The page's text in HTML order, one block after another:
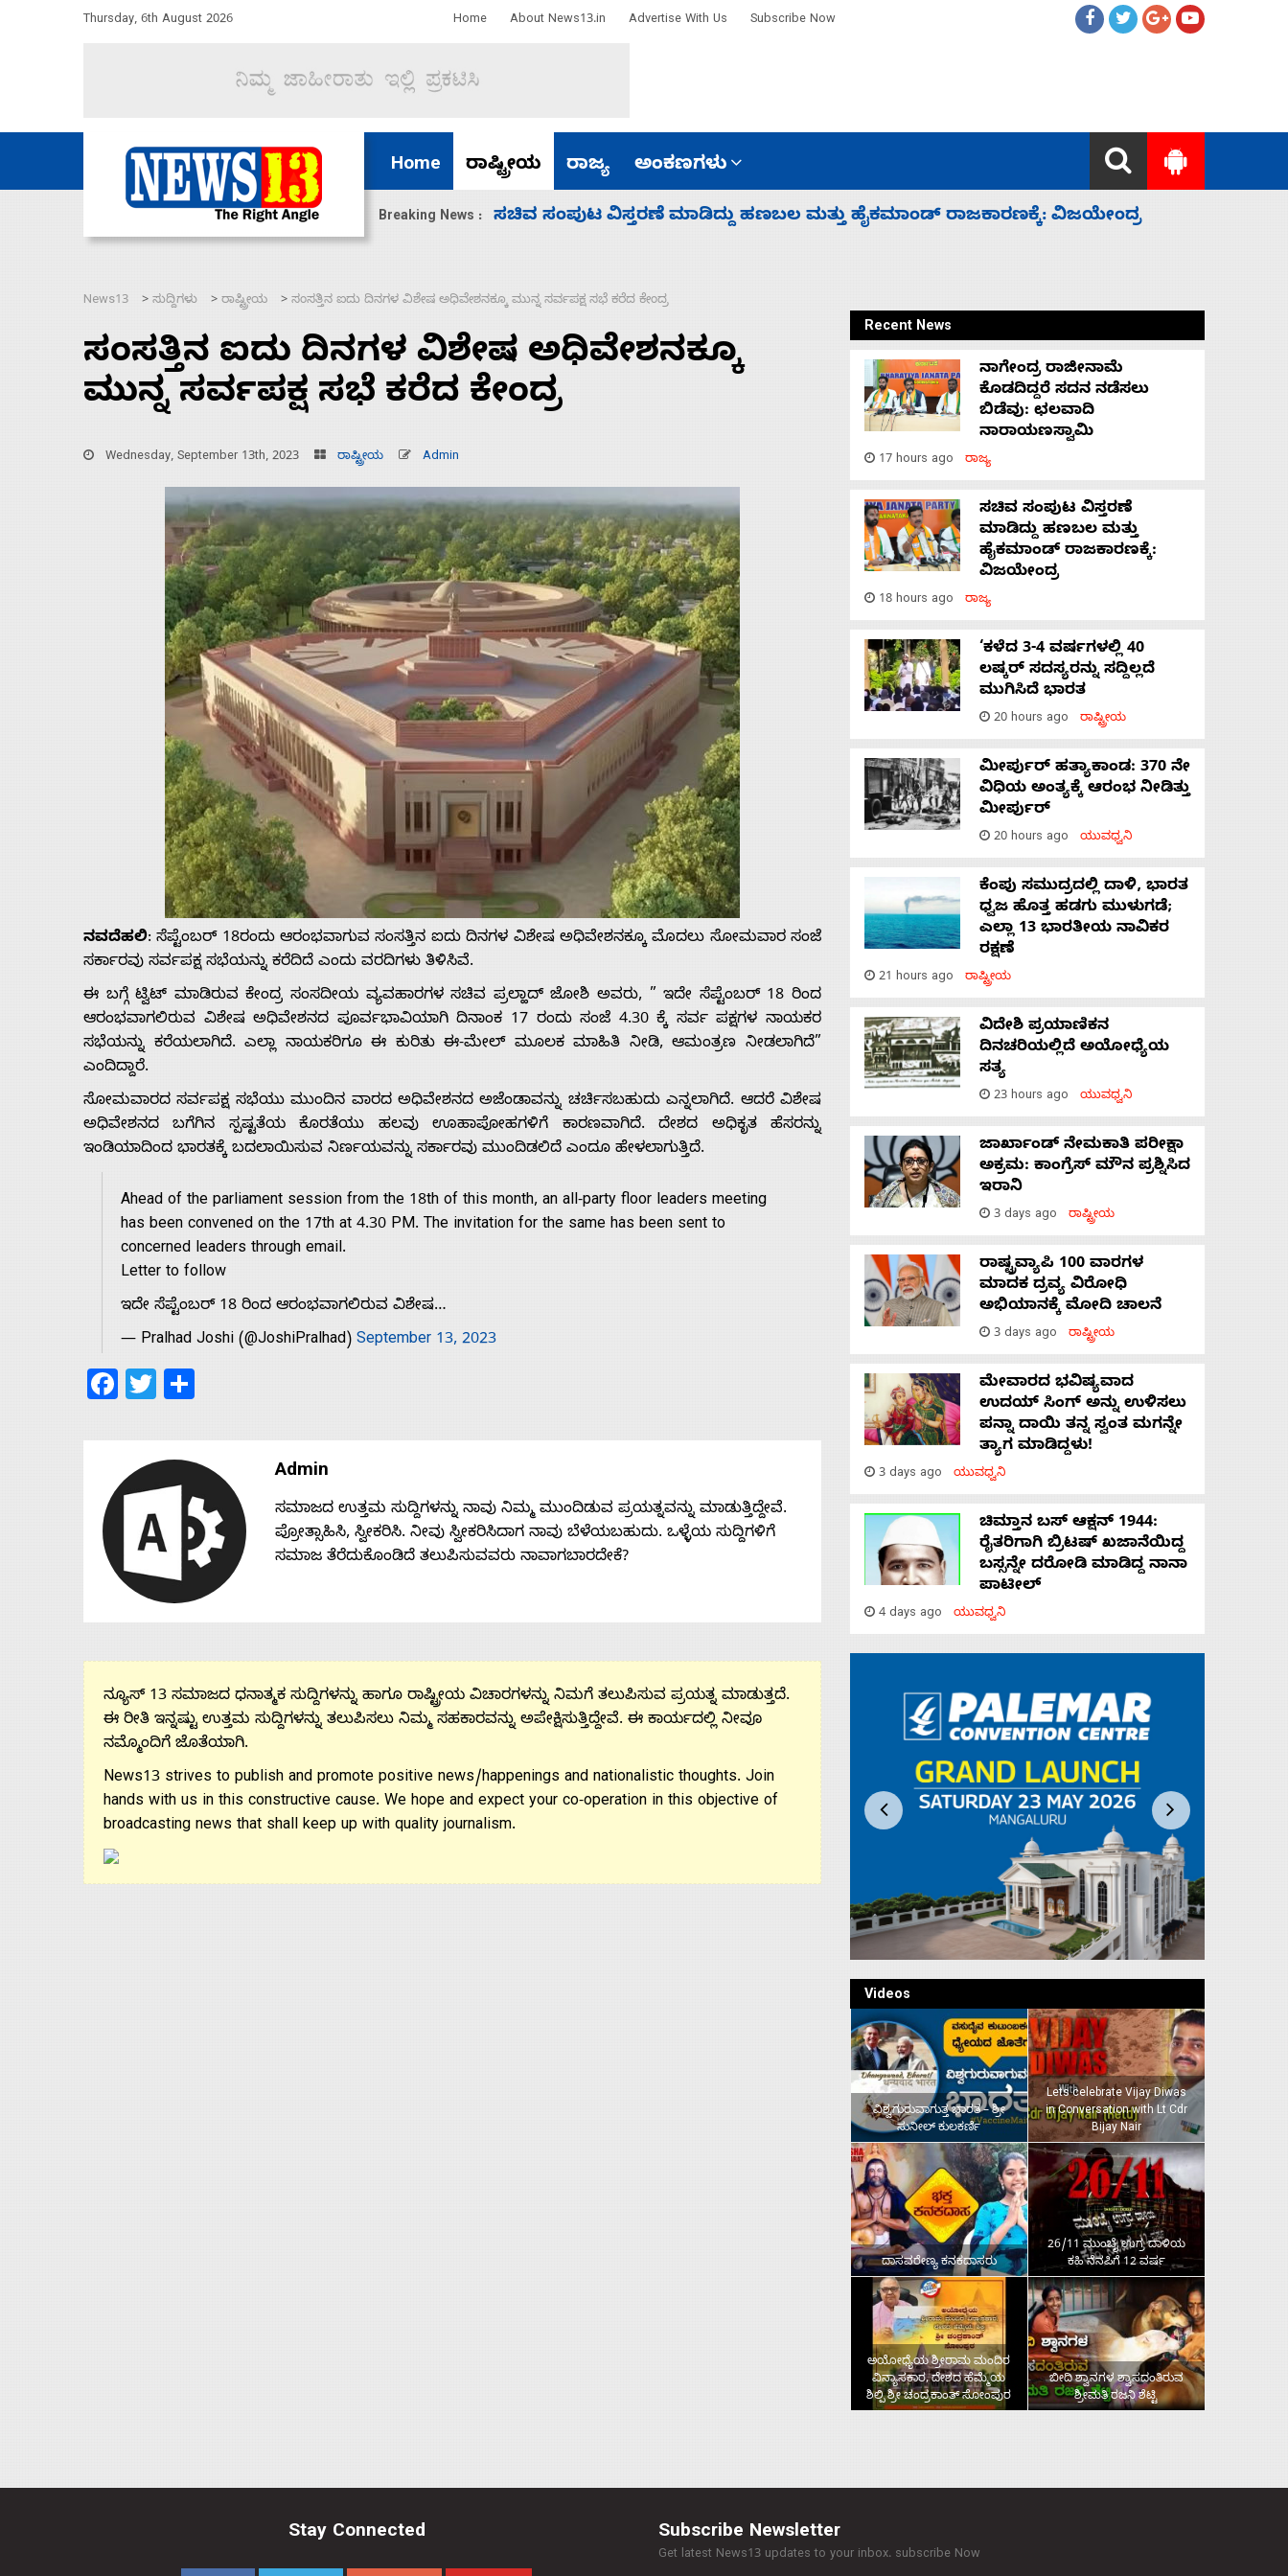
Thursday, 6th August 2026 Home About News13.in Advertise With Us Subscribe Now
Home ರಾಷ್ಟ್ರೀಯ ರಾಜ್ಯ ಅಂಕಣಗಳು
Breaking News :
ಹಣಬಲ ಮತ್ತು ಹೈಕಮಾಂಡ್ ರಾಜಕಾರಣಕ್ಕೆ: ವಿಜಯೇಂದ್ರ ‘ಕಳೆದ 3-4 ವರ್ಷಗಳಲ್ಲಿ 40 ಲಷ್ಕರ್ ಸದಸ್ಯರನ್ನು ಸದ್ದಿಲ್ಲದೆ ಮುಗಿಸಿದೆ ಭಾರತ
Advertise
Contact
News13 > ಸುದ್ದಿಗಳು > ರಾಷ್ಟ್ರೀಯ > ಸಂಸತ್ತಿನ ಐದು ದಿನಗಳ ವಿಶೇಷ ಅಧಿವೇಶನಕ್ಕೂ ಮುನ್ನ ಸರ್ವಪಕ್ಷ ಸಭೆ ಕರೆದ ಕೇಂದ್ರ
ಸಂಸತ್ತಿನ ಐದು ದಿನಗಳ ವಿಶೇಷ ಅಧಿವೇಶನಕ್ಕೂ
ಮುನ್ನ ಸರ್ವಪಕ್ಷ ಸಭೆ ಕರೆದ ಕೇಂದ್ರ
Wednesday, September 13th, 2023 ರಾಷ್ಟ್ರೀಯ Admin
ನವದೆಹಲಿ: ಸೆಪ್ಟೆಂಬರ್‌ 18ರಂದು ಆರಂಭವಾಗುವ ಸಂಸತ್ತಿನ ಐದು ದಿನಗಳ ವಿಶೇಷ ಅಧಿವೇಶನಕ್ಕೂ ಮೊದಲು ಸೋಮವಾರ ಸಂಜೆ
ಸರ್ಕಾರವು ಸರ್ವಪಕ್ಷ ಸಭೆಯನ್ನು ಕರೆದಿದೆ ಎಂದು ವರದಿಗಳು ತಿಳಿಸಿವೆ.
ಈ ಬಗ್ಗೆ ಟ್ವಿಟ್‌ ಮಾಡಿರುವ ಕೇಂದ್ರ ಸಂಸದೀಯ ವ್ಯವಹಾರಗಳ ಸಚಿವ ಪ್ರಲ್ಹಾದ್‌ ಜೋಶಿ ಅವರು, ”ಇದೇ ಸೆಪ್ಟೆಂಬರ್ 18 ರಿಂದ
ಆರಂಭವಾಗಲಿರುವ ವಿಶೇಷ ಅಧಿವೇಶನದ ಪೂರ್ವಭಾವಿಯಾಗಿ ದಿನಾಂಕ 17 ರಂದು ಸಂಜೆ 4.30 ಕ್ಕೆ ಸರ್ವ ಪಕ್ಷಗಳ ನಾಯಕರ
ಸಭೆಯನ್ನು ಕರೆಯಲಾಗಿದೆ. ಎಲ್ಲಾ ನಾಯಕರಿಗೂ ಈ ಕುರಿತು ಈ-ಮೇಲ್ ಮೂಲಕ ಮಾಹಿತಿ ನೀಡಿ, ಆಮಂತ್ರಣ ನೀಡಲಾಗಿದೆ”
ಎಂದಿದ್ದಾರೆ.
ಸೋಮವಾರದ ಸರ್ವಪಕ್ಷ ಸಭೆಯು ಮುಂದಿನ ವಾರದ ಅಧಿವೇಶನದ ಅಜೆಂಡಾವನ್ನು ಚರ್ಚಿಸಬಹುದು ಎನ್ನಲಾಗಿದೆ. ಆದರೆ ವಿಶೇಷ
ಅಧಿವೇಶನದ ಬಗೆಗಿನ ಸ್ಪಷ್ಟತೆಯ ಕೊರತೆಯು ಹಲವು ಊಹಾಪೋಹಗಳಿಗೆ ಕಾರಣವಾಗಿದೆ. ದೇಶದ ಅಧಿಕೃತ ಹೆಸರನ್ನು
ಇಂಡಿಯಾದಿಂದ ಭಾರತಕ್ಕೆ ಬದಲಾಯಿಸುವ ನಿರ್ಣಯವನ್ನು ಸರ್ಕಾರವು ಮುಂದಿಡಲಿದೆ ಎಂದೂ ಹೇಳಲಾಗುತ್ತಿದೆ.
Ahead of the parliament session from the 18th of this month, an all-party floor leaders meeting
has been convened on the 17th at 4.30 PM. The invitation for the same has been sent to
concerned leaders through email.
Letter to follow
ಇದೇ ಸೆಪ್ಟೆಂಬರ್ 18 ರಿಂದ ಆರಂಭವಾಗಲಿರುವ ವಿಶೇಷ…
— Pralhad Joshi (@JoshiPralhad)September 13, 2023
Facebook
Twitter
Admin
ಸಮಾಜದ ಉತ್ತಮ ಸುದ್ದಿಗಳನ್ನು ನಾವು ನಿಮ್ಮ ಮುಂದಿಡುವ ಪ್ರಯತ್ನವನ್ನು ಮಾಡುತ್ತಿದ್ದೇವೆ.
ಪ್ರೋತ್ಸಾಹಿಸಿ, ಸ್ವೀಕರಿಸಿ. ನೀವು ಸ್ವೀಕರಿಸಿದಾಗ ನಾವು ಬೆಳೆಯಬಹುದು. ಒಳ್ಳೆಯ ಸುದ್ದಿಗಳಿಗೆ
ಸಮಾಜ ತೆರೆದುಕೊಂಡಿದೆ ತಲುಪಿಸುವವರು ನಾವಾಗಬಾರದೇಕೆ?
ನ್ಯೂಸ್ 13 ಸಮಾಜದ ಧನಾತ್ಮಕ ಸುದ್ದಿಗಳನ್ನು ಹಾಗೂ ರಾಷ್ಟ್ರೀಯ ವಿಚಾರಗಳನ್ನು ನಿಮಗೆ ತಲುಪಿಸುವ ಪ್ರಯತ್ನ ಮಾಡುತ್ತದೆ.
ಈ ರೀತಿ ಇನ್ನಷ್ಟು ಉತ್ತಮ ಸುದ್ದಿಗಳನ್ನು ತಲುಪಿಸಲು ನಿಮ್ಮ ಸಹಕಾರವನ್ನು ಅಪೇಕ್ಷಿಸುತ್ತಿದ್ದೇವೆ. ಈ ಕಾರ್ಯದಲ್ಲಿ ನೀವೂ
ನಮ್ಮೊಂದಿಗೆ ಜೊತೆಯಾಗಿ.
News13 strives to publish and promote positive news/happenings and nationalistic thoughts. Join
hands with us in this constructive cause. We hope and expect your co-operation in this objective of
broadcasting news that shall keep up with quality journalism.
Recent News
ನಾಗೇಂದ್ರ ರಾಜೀನಾಮೆ
ಕೊಡದಿದ್ದರೆ ಸದನ ನಡೆಸಲು
ಬಿಡೆವು: ಛಲವಾದಿ
ನಾರಾಯಣಸ್ವಾಮಿ
17 hours ago ರಾಜ್ಯ
ಸಚಿವ ಸಂಪುಟ ವಿಸ್ತರಣೆ
ಮಾಡಿದ್ದು ಹಣಬಲ ಮತ್ತು
ಹೈಕಮಾಂಡ್ ರಾಜಕಾರಣಕ್ಕೆ:
ವಿಜಯೇಂದ್ರ
18 hours ago ರಾಜ್ಯ
‘ಕಳೆದ 3-4 ವರ್ಷಗಳಲ್ಲಿ 40
ಲಷ್ಕರ್ ಸದಸ್ಯರನ್ನು ಸದ್ದಿಲ್ಲದೆ
ಮುಗಿಸಿದೆ ಭಾರತ
20 hours ago ರಾಷ್ಟ್ರೀಯ
ಮೀರ್ಪುರ್ ಹತ್ಯಾಕಾಂಡ: 370 ನೇ
ವಿಧಿಯ ಅಂತ್ಯಕ್ಕೆ ಆರಂಭ ನೀಡಿತ್ತು
ಮೀರ್ಪುರ್
20 hours ago ಯುವಧ್ವನಿ
ಕೆಂಪು ಸಮುದ್ರದಲ್ಲಿ ದಾಳಿ, ಭಾರತ
ಧ್ವಜ ಹೊತ್ತ ಹಡಗು ಮುಳುಗಡೆ;
ಎಲ್ಲಾ 13 ಭಾರತೀಯ ನಾವಿಕರ
ರಕ್ಷಣೆ
21 hours ago ರಾಷ್ಟ್ರೀಯ
ವಿದೇಶಿ ಪ್ರಯಾಣಿಕನ
ದಿನಚರಿಯಲ್ಲಿದೆ ಅಯೋಧ್ಯೆಯ
ಸತ್ಯ
23 hours ago ಯುವಧ್ವನಿ
ಜಾರ್ಖಾಂಡ್‌ ನೇಮಕಾತಿ ಪರೀಕ್ಷಾ
ಅಕ್ರಮ: ಕಾಂಗ್ರೆಸ್‌ ಮೌನ ಪ್ರಶ್ನಿಸಿದ
ಇರಾನಿ
3 days ago ರಾಷ್ಟ್ರೀಯ
ರಾಷ್ಟ್ರವ್ಯಾಪಿ 100 ವಾರಗಳ
ಮಾದಕ ದ್ರವ್ಯ ವಿರೋಧಿ
ಅಭಿಯಾನಕ್ಕೆ ಮೋದಿ ಚಾಲನೆ
3 days ago ರಾಷ್ಟ್ರೀಯ
ಮೇವಾರದ ಭವಿಷ್ಯವಾದ
ಉದಯ್ ಸಿಂಗ್ ಅನ್ನು ಉಳಿಸಲು
ಪನ್ನಾ ದಾಯಿ ತನ್ನ ಸ್ವಂತ ಮಗನ್ನೇ
ತ್ಯಾಗ ಮಾಡಿದ್ದಳು!
3 days ago ಯುವಧ್ವನಿ
ಚಿಮ್ತಾನ ಬಸ್ ಆಕ್ಷನ್ 1944:
ರೈತರಿಗಾಗಿ ಬ್ರಿಟಷ್‌ ಖಜಾನೆಯಿದ್ದ
ಬಸ್ಸನ್ನೇ ದರೋಡಿ ಮಾಡಿದ್ದ ನಾನಾ
ಪಾಟೀಲ್
4 days ago ಯುವಧ್ವನಿ
Videos
ವಿಶ್ವಗುರುವಾಗುತ್ತ ಭಾರತ – ಶ್ರೀ
ಸುನೀಲ್‌ ಕುಲಕರ್ಣಿ
Lets celebrate Vijay Diwas
in Conversation with Lt Cdr
Bijay Nair
ದಾಸವರೇಣ್ಯ ಕನಕದಾಸರು
26/11 ಮುಂಬೈ ಉಗ್ರ ದಾಳಿಯ
ಕಹಿ ನೆನಪಿಗೆ 12 ವರ್ಷ
ಅಯೋಧ್ಯೆಯ ಶ್ರೀರಾಮ ಮಂದಿರ
ವಿನ್ಯಾಸಕಾರ, ದೇಶದ ಹೆಮ್ಮೆಯ
ಶಿಲ್ಪಿ ಶ್ರೀ ಚಂದ್ರಕಾಂತ್‌ ಸೋಂಪುರ
ಬೀದಿ ಶ್ವಾನಗಳ ಶ್ವಾಸದಂತಿರುವ
ಶ್ರೀಮತಿ ರಜನಿ ಶೆಟ್ಟಿ
Stay Connected Subscribe Newsletter
Get latest News13 updates to your inbox. subscribe Now